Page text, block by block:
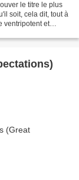
le titre le plus
soit, cela dit, tout à
ventripotent et